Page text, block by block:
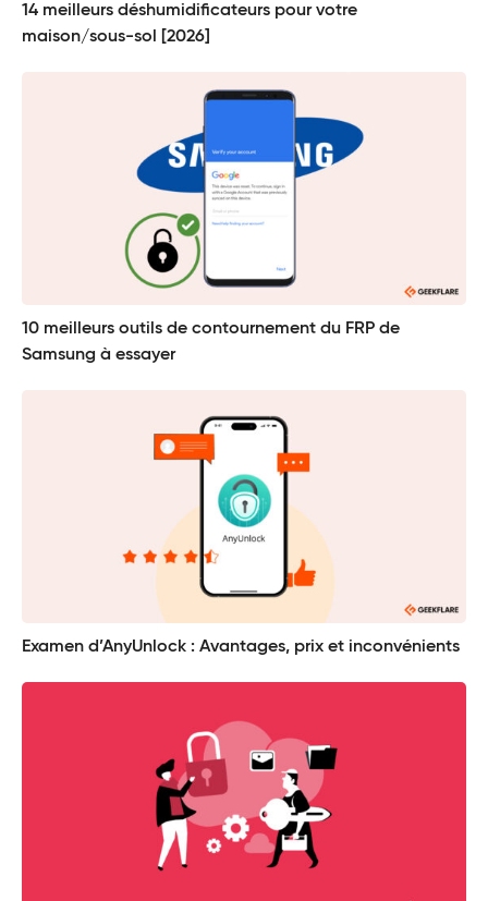
14 meilleurs déshumidificateurs pour votre
maison/sous-sol [2026]
10 meilleurs outils de contournement du FRP de
Samsung à essayer
Examen d’AnyUnlock : Avantages, prix et inconvénients